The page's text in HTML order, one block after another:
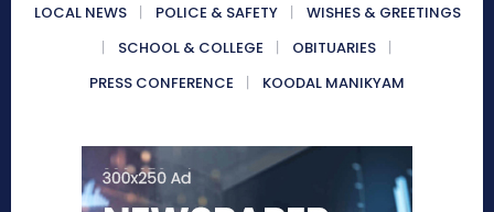
LOCAL NEWS POLICE & SAFETY
WISHES & GREETINGS
SCHOOL & COLLEGE
OBITUARIES
PRESS CONFERENCE
KOODAL MANIKYAM